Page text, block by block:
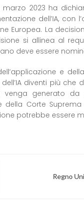
2023 ha
dell’IA, con
Europea. La
si allinea al
deve essere
e
diventi più che
generato da
della Corte
potrebbe essere
Regno